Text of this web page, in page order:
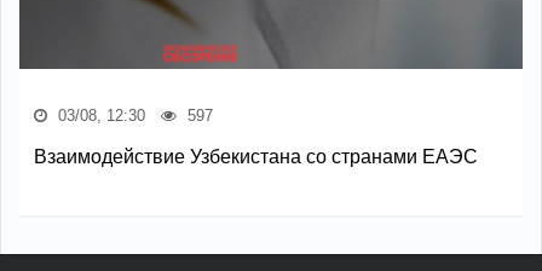
03/08, 12:30 597
Взаимодействие Узбекистана со странами ЕАЭС